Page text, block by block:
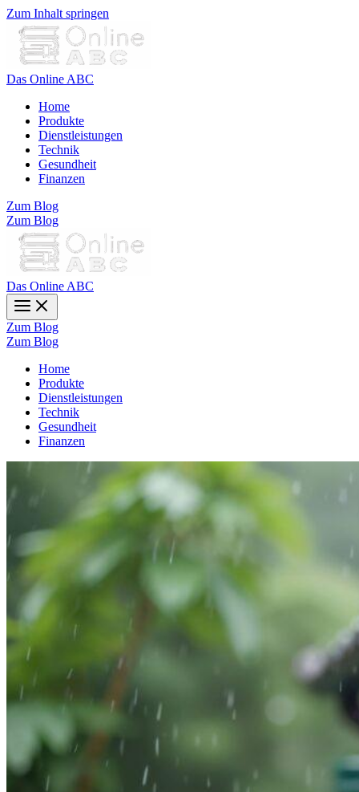
Zum Inhalt springen
Das Online ABC
Home
Produkte
Dienstleistungen
Technik
Gesundheit
Finanzen
Zum Blog
Zum Blog
Das Online ABC
Zum Blog
Zum Blog
Home
Produkte
Dienstleistungen
Technik
Gesundheit
Finanzen